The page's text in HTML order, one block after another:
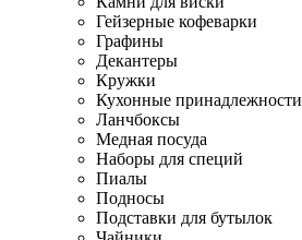
Гейзерные кофеварки
Графины
Декантеры
Кружки
Кухонные принадлежности
Ланчбоксы
Медная посуда
Наборы для специй
Пиалы
Подносы
Подставки для бутылок